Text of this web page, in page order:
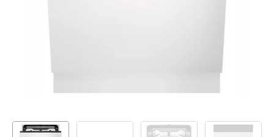
Lielā tehnika
Iebūvējamā tehnika